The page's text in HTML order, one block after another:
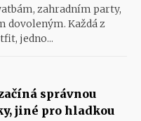
zahradním party,
Každá z
jedno...
správnou
jiné pro hladkou